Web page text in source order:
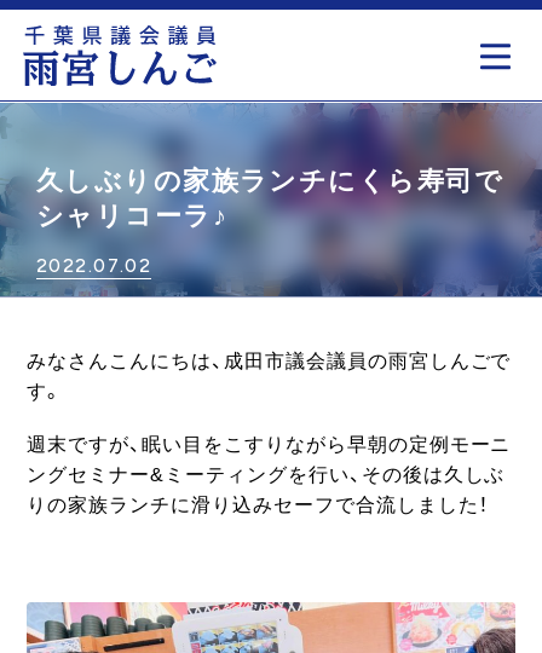
久しぶりの家族ランチにくら寿司で
シャリコーラ♪
2022.07.02
みなさんこんにちは、成田市議会議員の雨宮しんごで
す。
週末ですが、眠い目をこすりながら早朝の定例モーニ
ングセミナー&ミーティングを行い、その後は久しぶ
りの家族ランチに滑り込みセーフで合流しました！